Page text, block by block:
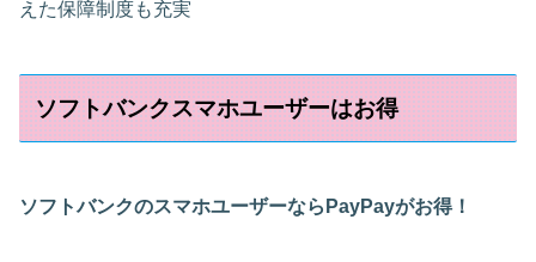
えた保障制度も充実
ソフトバンクスマホユーザーはお得
ソフトバンクのスマホユーザーならPayPayがお得！